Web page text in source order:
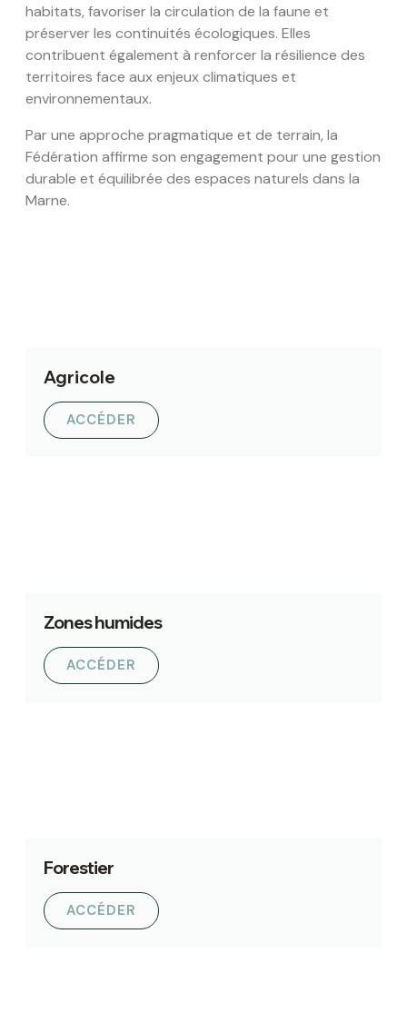
habitats, favoriser la circulation de la faune et
préserver les continuités écologiques. Elles
contribuent également à renforcer la résilience des
territoires face aux enjeux climatiques et
environnementaux.
Par une approche pragmatique et de terrain, la
Fédération affirme son engagement pour une gestion
durable et équilibrée des espaces naturels dans la
Marne.
Agricole
ACCÉDER
Zones humides
ACCÉDER
Forestier
ACCÉDER